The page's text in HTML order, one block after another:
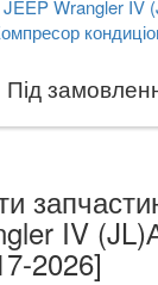
JEEP Wrangler IV
Під
IV
2026]